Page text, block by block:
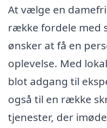
At vælge en
række fordele med
ønsker at få en
oplevelse. Med
blot adgang til
også til en række
tjenester, der